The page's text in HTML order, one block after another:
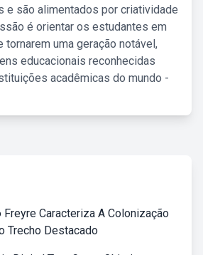
e são alimentados por criatividade
é orientar os estudantes em
tornarem uma geração notável,
educacionais reconhecidas
acadêmicas do mundo -
Freyre Caracteriza A Colonização
Trecho Destacado